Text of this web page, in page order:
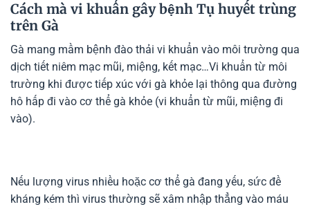
Cách mà vi khuẩn gây bệnh Tụ huyết trùng
trên Gà
Gà mang mầm bệnh đào thải vi khuẩn vào môi trường qua
dịch tiết niêm mạc mũi, miệng, kết mạc…Vi khuẩn từ môi
trường khi được tiếp xúc với gà khỏe lại thông qua đường
hô hấp đi vào cơ thể gà khỏe (vi khuẩn từ mũi, miệng đi
vào).
Nếu lượng virus nhiều hoặc cơ thể gà đang yếu, sức đề
kháng kém thì virus thường sẽ xâm nhập thẳng vào máu